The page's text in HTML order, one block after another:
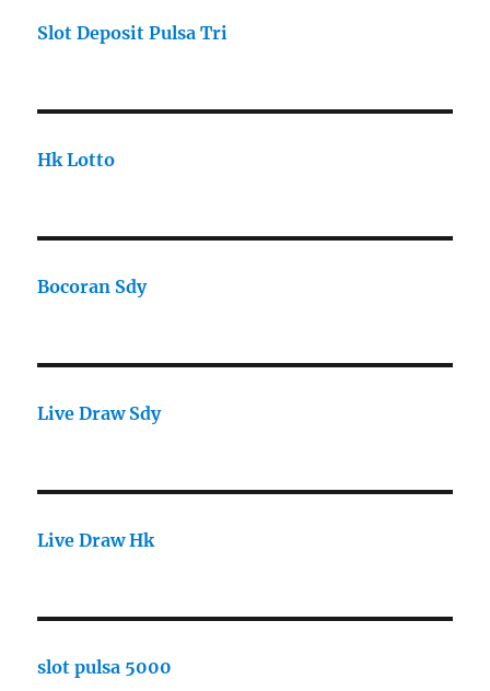
Slot Deposit Pulsa Tri
Hk Lotto
Bocoran Sdy
Live Draw Sdy
Live Draw Hk
slot pulsa 5000